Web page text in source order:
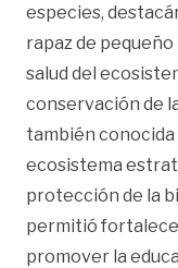
especies,
rapaz de
salud del
conservación de
también conocida
ecosistema
protección de la
permitió
promover la